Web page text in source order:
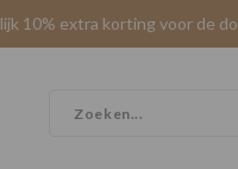
10% extra korting voor de